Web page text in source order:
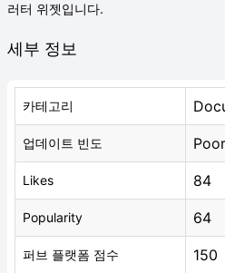
러터 위젯입니다.
세부 정보
카테고리
업데이트 빈도 Poor
Likes 84
Popularity 64
퍼브 플랫폼 점수 150